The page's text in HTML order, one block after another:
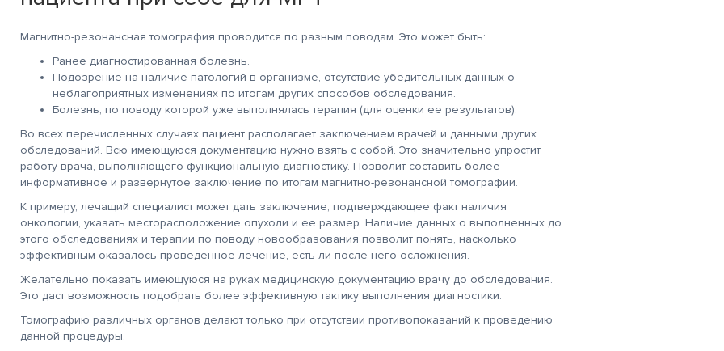
Магнитно-резонансная томография проводится по разным поводам. Это может быть:
Ранее диагностированная болезнь.
Подозрение на наличие патологий в организме, отсутствие убедительных данных о
неблагоприятных изменениях по итогам других способов обследования.
Болезнь, по поводу которой уже выполнялась терапия (для оценки ее результатов).
Во всех перечисленных случаях пациент располагает заключением врачей и данными других
обследований. Всю имеющуюся документацию нужно взять с собой. Это значительно упростит
работу врача, выполняющего функциональную диагностику. Позволит составить более
информативное и развернутое заключение по итогам магнитно-резонансной томографии.
К примеру, лечащий специалист может дать заключение, подтверждающее факт наличия
онкологии, указать месторасположение опухоли и ее размер. Наличие данных о выполненных до
этого обследованиях и терапии по поводу новообразования позволит понять, насколько
эффективным оказалось проведенное лечение, есть ли после него осложнения.
Желательно показать имеющуюся на руках медицинскую документацию врачу до обследования.
Это даст возможность подобрать более эффективную тактику выполнения диагностики.
Томографию различных органов делают только при отсутствии противопоказаний к проведению
данной процедуры.